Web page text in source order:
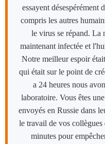
essayent désespérément
compris les autres
le virus se répand. La
maintenant infectée et
Notre meilleur espoir
qui était sur le point de
a 24 heures nous
laboratoire. Vous êtes
envoyés en Russie dans
le travail de vos
minutes pour